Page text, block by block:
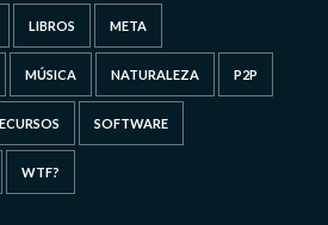
LIBROS META
MÚSICA NATURALEZA P2P
SOFTWARE
WTF?